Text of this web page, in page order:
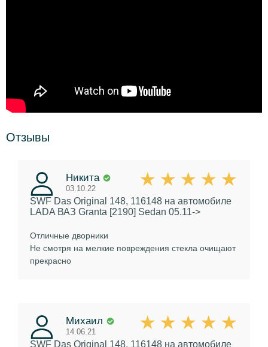
Отзывы
Никита
03.10.22
SWF Das Original 148, 116148 на автомобиле
LADA ВАЗ Granta [2190] Sedan 05.11->
Отличные дворники
Не смотря на мелкие повреждения стекла очищают
прекрасно
Михаил
14.06.21
SWF Das Original 148, 116148 на автомобиле